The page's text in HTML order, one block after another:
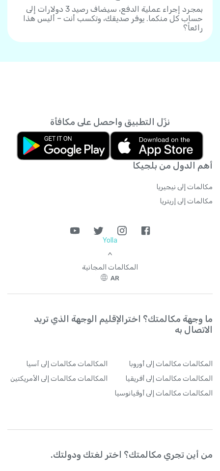
بمجرد إجراء عملية الدفع، سيضاف رصيد 3 دولارات إلى
حساب كل منكما. يوفر صديقك، وتكسب أنت – أليس هذا
رائعاً؟
أهم الدول من بلجيكا
مكالمات إلى نيجيريا
مكالمات إلى إريتريا
نزّل التطبيق واحصل على مكافأة
Yolla
>
المكالمات المجانية
AR
ما وجهة مكالمتك؟ اخترالإقليم الوجهة الذي تريد
الاتصال به
المكالمات مكالمات إلى أوروبا المكالمات مكالمات إلى آسيا
المكالمات مكالمات إلى أفريقيا المكالمات مكالمات إلى الأمريكتين
المكالمات مكالمات إلى أوقيانوسيا
من أين تجري مكالمتك؟ اختر لغتك ودولتك.